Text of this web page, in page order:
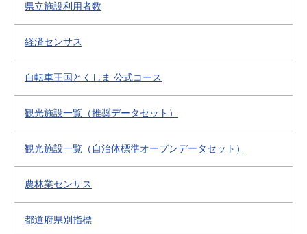
県立施設利用者数
経済センサス
自転車王国とくしま 公式コース
観光施設一覧（推奨データセット）
観光施設一覧（自治体標準オープンデータセット）
農林業センサス
都道府県別指標